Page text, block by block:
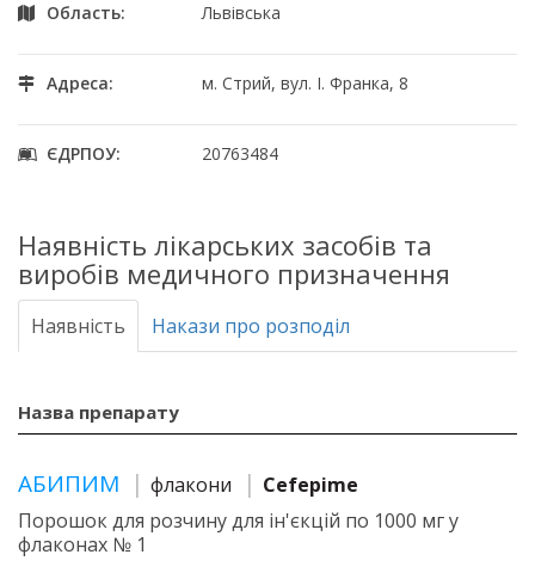
Область: Львівська
Адреса: м. Стрий, вул. І. Франка, 8
ЄДРПОУ: 20763484
Наявність лікарських засобів та
виробів медичного призначення
Наявність Накази про розподіл
Назва препарату
АБИПИМ флакони
Cefepime
Порошок для розчину для ін'єкцій по 1000 мг у
флаконах № 1